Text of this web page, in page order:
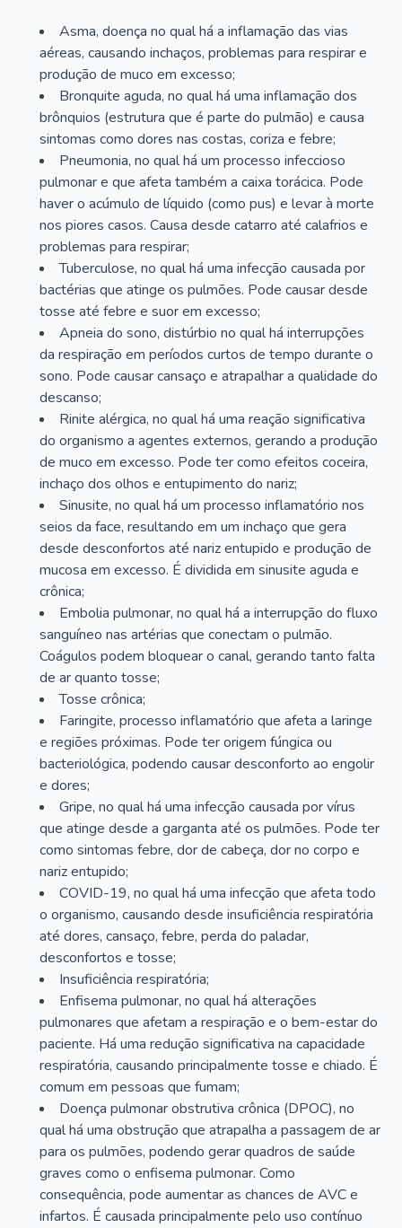
Asma, doença no qual há a inflamação das vias
aéreas, causando inchaços, problemas para respirar e
produção de muco em excesso;
Bronquite aguda, no qual há uma inflamação dos
brônquios (estrutura que é parte do pulmão) e causa
sintomas como dores nas costas, coriza e febre;
Pneumonia, no qual há um processo infeccioso
pulmonar e que afeta também a caixa torácica. Pode
haver o acúmulo de líquido (como pus) e levar à morte
nos piores casos. Causa desde catarro até calafrios e
problemas para respirar;
Tuberculose, no qual há uma infecção causada por
bactérias que atinge os pulmões. Pode causar desde
tosse até febre e suor em excesso;
Apneia do sono, distúrbio no qual há interrupções
da respiração em períodos curtos de tempo durante o
sono. Pode causar cansaço e atrapalhar a qualidade do
descanso;
Rinite alérgica, no qual há uma reação significativa
do organismo a agentes externos, gerando a produção
de muco em excesso. Pode ter como efeitos coceira,
inchaço dos olhos e entupimento do nariz;
Sinusite, no qual há um processo inflamatório nos
seios da face, resultando em um inchaço que gera
desde desconfortos até nariz entupido e produção de
mucosa em excesso. É dividida em sinusite aguda e
crônica;
Embolia pulmonar, no qual há a interrupção do fluxo
sanguíneo nas artérias que conectam o pulmão.
Coágulos podem bloquear o canal, gerando tanto falta
de ar quanto tosse;
Tosse crônica;
Faringite, processo inflamatório que afeta a laringe
e regiões próximas. Pode ter origem fúngica ou
bacteriológica, podendo causar desconforto ao engolir
e dores;
Gripe, no qual há uma infecção causada por vírus
que atinge desde a garganta até os pulmões. Pode ter
como sintomas febre, dor de cabeça, dor no corpo e
nariz entupido;
COVID-19, no qual há uma infecção que afeta todo
o organismo, causando desde insuficiência respiratória
até dores, cansaço, febre, perda do paladar,
desconfortos e tosse;
Insuficiência respiratória;
Enfisema pulmonar, no qual há alterações
pulmonares que afetam a respiração e o bem-estar do
paciente. Há uma redução significativa na capacidade
respiratória, causando principalmente tosse e chiado. É
comum em pessoas que fumam;
Doença pulmonar obstrutiva crônica (DPOC), no
qual há uma obstrução que atrapalha a passagem de ar
para os pulmões, podendo gerar quadros de saúde
graves como o enfisema pulmonar. Como
consequência, pode aumentar as chances de AVC e
infartos. É causada principalmente pelo uso contínuo